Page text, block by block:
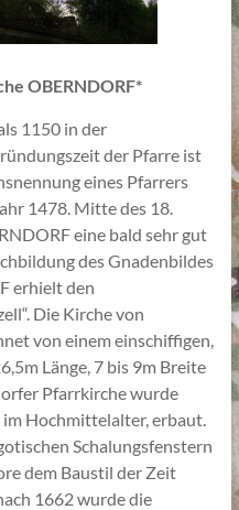
OBERNDORF*
1150 in der
der Pfarre ist
eines Pfarrers
1478. Mitte des 18.
eine bald sehr gut
des Gnadenbildes
erhielt den
Die Kirche von
von einem einschiffigen,
Länge, 7 bis 9m Breite
Pfarrkirche wurde
Hochmittelalter, erbaut.
Schalungsfenstern
dem Baustil der Zeit
1662 wurde die